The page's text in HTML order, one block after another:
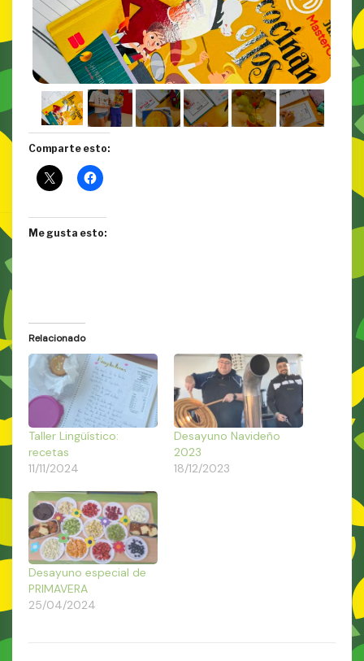
Comparte esto:
Me gusta esto:
Relacionado
Taller Lingüístico:
recetas
11/11/2024
Desayuno Navideño
2023
18/12/2023
Desayuno especial de
PRIMAVERA
25/04/2024